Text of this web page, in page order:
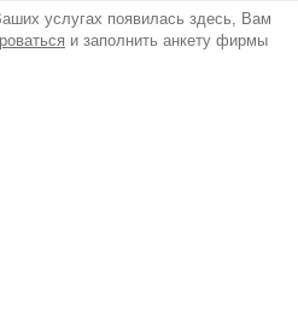
услугах появилась здесь, Вам
и заполнить анкету фирмы